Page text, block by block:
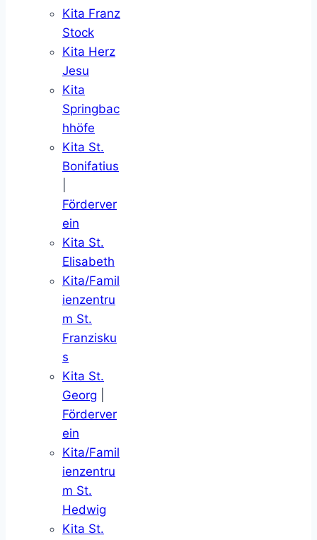
Kita Franz
Stock
Kita Herz
Jesu
Kita
Springbac
hhöfe
Kita St.
Bonifatius
Förderver
ein
Kita St.
Elisabeth
Kita/Famil
ienzentru
m St.
Franzisku
s
Kita St.
Georg
Förderver
ein
Kita/Famil
ienzentru
m St.
Hedwig
Kita St.